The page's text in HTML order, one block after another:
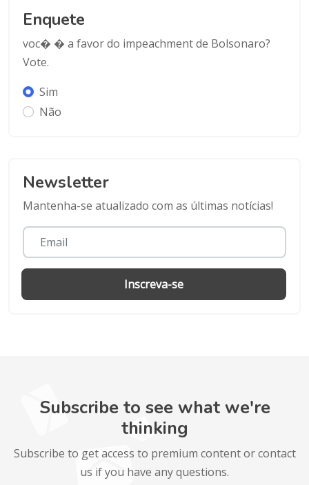
Enquete
voc� � a favor do impeachment de Bolsonaro?
Vote.
Sim
Não
Newsletter
Mantenha-se atualizado com as últimas notícias!
Inscreva-se
Subscribe to see what we're
thinking
Subscribe to get access to premium content or contact
us if you have any questions.